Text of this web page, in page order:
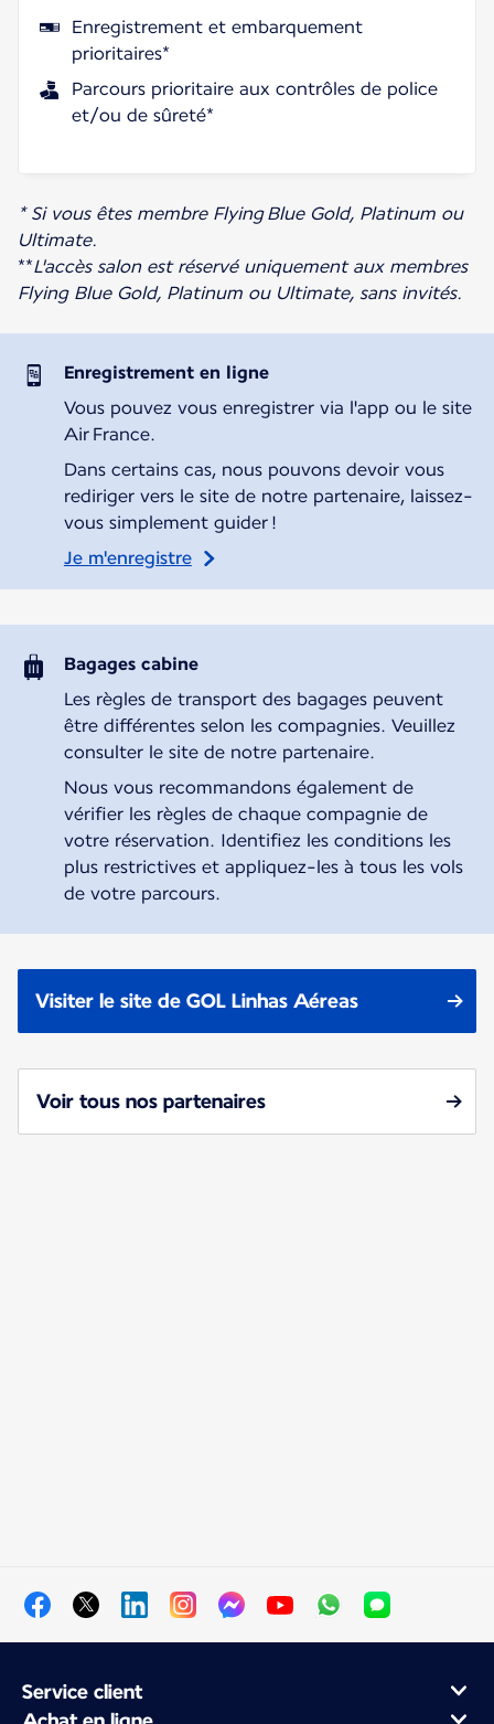
Enregistrement et embarquement
prioritaires*
Parcours prioritaire aux contrôles de police
et/ou de sûreté*
* Si vous êtes membre Flying Blue Gold, Platinum ou
Ultimate.
**L'accès salon est réservé uniquement aux membres
Flying Blue Gold, Platinum ou Ultimate, sans invités.
Enregistrement en ligne
Vous pouvez vous enregistrer via l'app ou le site
Air France.
Dans certains cas, nous pouvons devoir vous
rediriger vers le site de notre partenaire, laissez-
vous simplement guider !
Je m'enregistre
Bagages cabine
Les règles de transport des bagages peuvent
être différentes selon les compagnies. Veuillez
consulter le site de notre partenaire.
Nous vous recommandons également de
vérifier les règles de chaque compagnie de
votre réservation. Identifiez les conditions les
plus restrictives et appliquez-les à tous les vols
de votre parcours.
Visiter le site de GOL Linhas Aéreas
Voir tous nos partenaires
Service client